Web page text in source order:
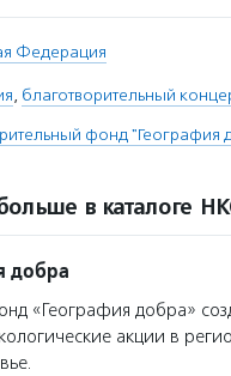
Федерация
, благотворительный
фонд "География
в каталоге
добра
«География добра»
акции в